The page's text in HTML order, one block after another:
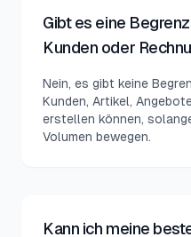
Gibt es eine
Kunden oder
Nein, es gibt keine
Kunden, Artikel,
erstellen können,
Volumen bewegen.
Kann ich meine